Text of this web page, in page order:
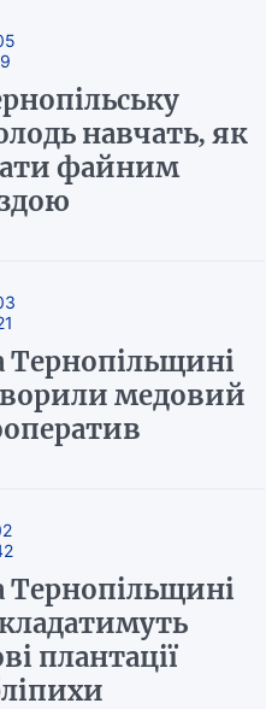
навчать, як
файним
Тернопільщині
медовий
Тернопільщині
плантації